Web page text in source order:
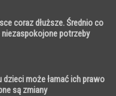
coraz dłuższe. Średnio co
potrzeby
może łamać ich prawo
są zmiany